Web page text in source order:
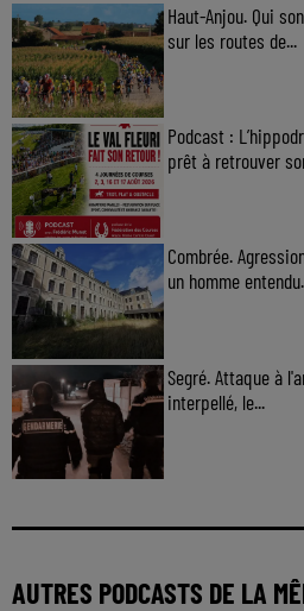
Haut-Anjou. Qui
sur les routes de...
Podcast :
prêt à retrouver
Combrée.
un homme
Segré. Attaque à
interpellé, le...
AUTRES PODCASTS DE LA